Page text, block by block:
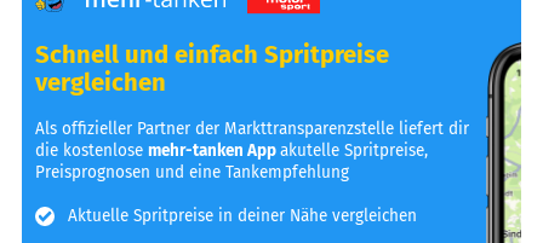
Schnell und einfach Spritpreise
vergleichen
Als offizieller Partner der Markttransparenzstelle liefert dir
die kostenlosemehr-tanken Appakutelle Spritpreise,
Preisprognosen und eine Tankempfehlung
Aktuelle Spritpreise in deiner Nähe vergleichen